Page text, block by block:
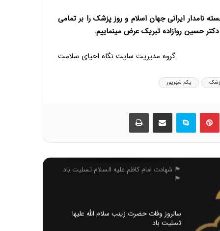
نامدار ایرانی جهان اسلام و روز پزشک را بر تمامی
دکتر حسین روازاده تبریک عرض مینماییم.
گروه مدیریت سایت نگاه احیای سلامت
یکم شهریور
لینکدین ‫پین‌ترست اسکایپ اشتراک گذاری از طریق ایمیل
علیهم السلام مبارک باد
اربعین حسینی تسلیت باد
بیانیه جامعه اسلامی حامیان کشاورزی ایران
به مناسبت یوم الله پیروزی انقلاب
اسلامی(1404)
🏴 شهادت امام کاظم علیه السلام تسلیت باد
🏴
سالروز وفات حضرت زینب سلام الله علیها
تسلیت باد